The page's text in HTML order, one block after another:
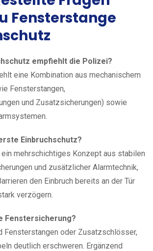
Fensterstange
empfiehlt die Polizei?
eine Kombination aus mechanischem
Fensterstangen,
und Zusatzsicherungen) sowie
Einbruchschutz?
mehrschichtiges Konzept aus stabilen
und zusätzlicher Alarmtechnik,
den Einbruch bereits an der Tür
verzögern.
Fenstersicherung?
Fensterstangen oder Zusatzschlösser,
deutlich erschweren. Ergänzend